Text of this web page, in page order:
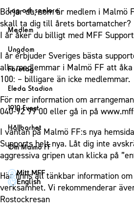
Biljett
Årskort herr
Årskort dam
Mitt MFF
Biljetter till bortamatcher
Biljettvillkor
Lag och spelare
Lag
Herrlaget
Spelare
Ledarstab
Damlaget
Spelare
Medlem
Medlemskap i Malmö FF
Årsmöte 2026
Ungdom
MFF Ungdom
Sommarfotboll
Skånecupen
Fotbollsskolan
Fotbollsnätverket
P19
F19
P17
F17
Malmö Trophy
Företag
Bli företagspartner
Nätverket
Klubbstolar
Partner dam
Eleda Stadion
Eleda Stadion
Erics Bar & Restaurang
Matchdag på Eleda Stadion
MFF-museet & rundvandringar
1910 Event
1910 Event
Fest & Event
Konferens
Möte
Mässa
Sommarfest
Hållbarhet
Hållbarhet
Himmelsblå framtid – en match för
MFF i samhället
Laget för alla
Nattfotboll
Om Malmö FF
Om Malmö FF
Kontakt
Press och media
Mitt MFF
English
Börjar du, som är medlem i Malmö
skall ta dig till årets bortamatcher?
I år åker du billigt med MFF
I år erbjuder Sveriges bästa
alla medlemmar i Malmö FF att
100: – billigare än icke medlemmar.
För mer information om
040-92 99 00 eller gå in på
I väntan på Malmö FF:s nya
Supports helt nya. Låt dig inte
aggressiva gripen utan klicka på
Här finns all tänkbar information
verksamhet. Vi rekommenderar
Rostockresan